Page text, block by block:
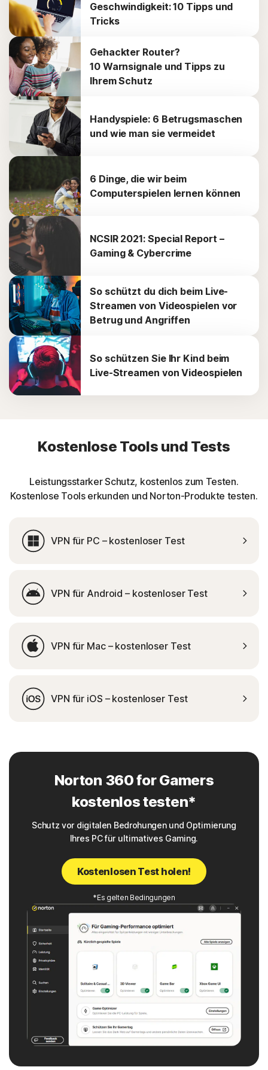
Geschwindigkeit: 10 Tipps und
Tricks
Gehackter Router?
10 Warnsignale und Tipps zu
Ihrem Schutz
Handyspiele: 6 Betrugsmaschen
und wie man sie vermeidet
6 Dinge, die wir beim
Computerspielen lernen können
NCSIR 2021: Special Report –
Gaming & Cybercrime
So schützt du dich beim Live-
Streamen von Videospielen vor
Betrug und Angriffen
So schützen Sie Ihr Kind beim
Live-Streamen von Videospielen
Kostenlose Tools und Tests
Leistungsstarker Schutz, kostenlos zum Testen.
Kostenlose Tools erkunden und Norton-Produkte testen.
VPN für PC – kostenloser Test
VPN für Android – kostenloser Test
VPN für Mac – kostenloser Test
VPN für iOS – kostenloser Test
Norton 360 for Gamers
kostenlos testen*
Schutz vor digitalen Bedrohungen und Optimierung
Ihres PC für ultimatives Gaming.
Kostenlosen Test holen!
*Es gelten Bedingungen